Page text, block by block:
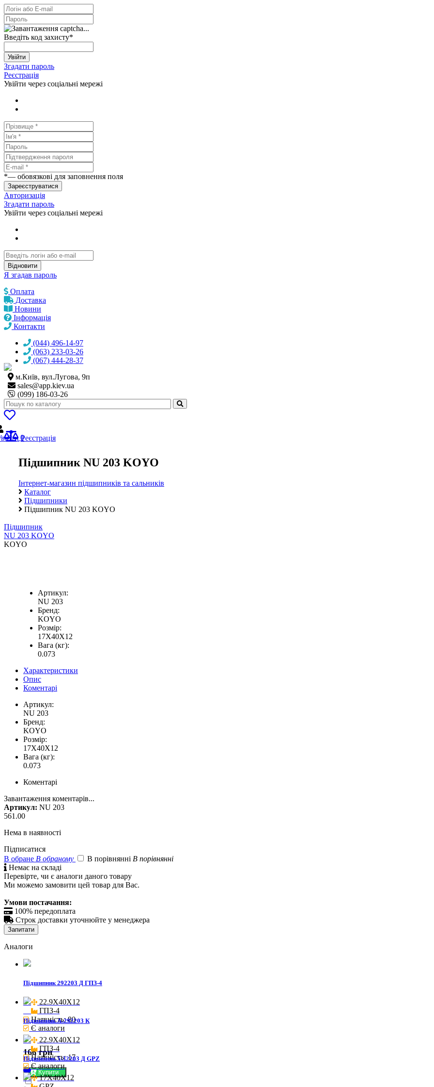
Введіть код захисту*
Увійти
Згадати пароль
Реєстрація
Увійти через соціальні мережі
*— обовязкові для заповнення поля
Зареєструватися
Авторизація
Згадати пароль
Увійти через соціальні мережі
Відновити
Я згадав пароль
Оплата
Доставка
Новини
Інформація
Контакти
(044) 496-14-97
(063) 233-03-26
(067) 444-28-37
м.Київ, вул.Лугова, 9п
sales@app.kiev.ua
(099) 186-03-26
0
Реєстрація
Підшипник NU 203 KOYO
Інтернет-магазин підшипників та сальників
Каталог
Підшипники
Підшипник NU 203 KOYO
Підшипник
NU 203 KOYO
KOYO
Артикул:
NU 203
Бренд:
KOYO
Розмір:
17X40X12
Вага (кг):
0.073
Характеристики
Опис
Коментарі
Артикул:
NU 203
Бренд:
KOYO
Розмір:
17X40X12
Вага (кг):
0.073
Коментарі
Завантаження коментарів...
Артикул: NU 203
561.00
Нема в наявності
Підписатися
В обране В обраному В порівнянні В порівнянні
 Немає на складі
Перевірте, чи є аналоги даного товару
Ми можемо замовити цей товар для Вас.
Умови постачання:
 100% передоплата
 Строк доставки уточнюйте у менеджера
Запитати
Аналоги
Підшипник 292203 Д ГПЗ-4
22.9X40X12
ГПЗ-4
Наявність: 80
Є аналоги
166 грн
Купити
Підшипник А-292203 К
22.9X40X12
ГПЗ-4
Наявність: 17
Є аналоги
Підшипник 5-32203 Д GPZ
17X40X12